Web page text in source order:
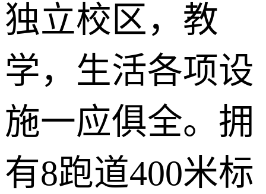
独立校区，教
学，生活各项设
施一应俱全。拥
有8跑道400米标